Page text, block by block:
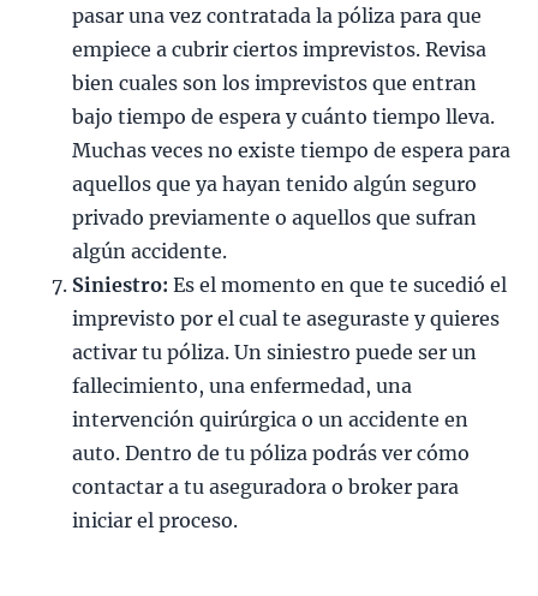
pasar una vez contratada la póliza para que
empiece a cubrir ciertos imprevistos. Revisa
bien cuales son los imprevistos que entran
bajo tiempo de espera y cuánto tiempo lleva.
Muchas veces no existe tiempo de espera para
aquellos que ya hayan tenido algún seguro
privado previamente o aquellos que sufran
algún accidente.
Siniestro: Es el momento en que te sucedió el
imprevisto por el cual te aseguraste y quieres
activar tu póliza. Un siniestro puede ser un
fallecimiento, una enfermedad, una
intervención quirúrgica o un accidente en
auto. Dentro de tu póliza podrás ver cómo
contactar a tu aseguradora o broker para
iniciar el proceso.